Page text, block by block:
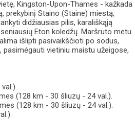
Kingston-Upon-Thames - kažkada
prekybinį Staino (Staine) miestą,
didžiausias pilis, karališkąją
Eton koledžų. Maršruto metu
išlipti pasivaikščioti po sodus,
vietiniu maistu užeigose,
(128 km - 30 šliuzų - 24 val.).
(128 km - 30 šliuzų - 24 val.).